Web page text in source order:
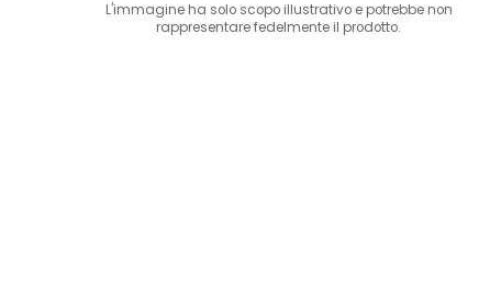
L'immagine ha solo scopo illustrativo e potrebbe non
rappresentare fedelmente il prodotto.